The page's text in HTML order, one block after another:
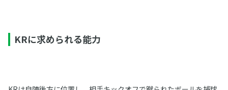
KRに求められる能力